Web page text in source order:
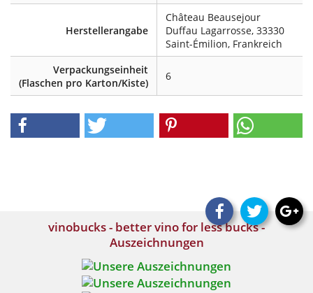
Herstellerangabe
Château Beausejour
Duffau Lagarrosse, 33330
Saint-Émilion, Frankreich
Verpackungseinheit
(Flaschen pro Karton/Kiste)
6
vinobucks - better vino for less bucks -
Auszeichnungen